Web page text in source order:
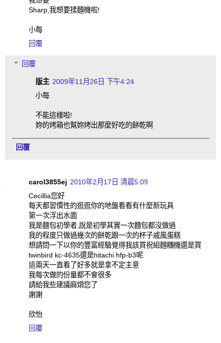
Sharp,我想要揉麵機啦!
小每
回覆
回覆
版主 2009年11月26日 下午4:24
小每
不能這樣啦!
妳的烤箱也幫妳烤出那麼好吃的餅乾啊
回覆
carol3855ej 2010年2月17日 清晨5:09
Cecillia您好
每天都習慣性的逛逛你的地盤看看有什麼新玩具
第一次浮出水面
我是麵包初學者,說是初學其實一次麵包都沒做過
我的程度只做過幾次的餅乾跟一次的杯子戚風蛋糕
想請問一下以你的豐富經驗覺得我該買祝組麵糰機還是買
twinbird kc-4635還是hitachi hfp-b3呢
這兩天一直看了好多就是拿不定主意
我每次做的份量都不會很多
請給我些建議麻煩您了
謝謝
欣怡
回覆